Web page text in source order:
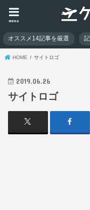
menu
オススメ14記事を厳選
HOME サイトロゴ
2019.06.26
サイトロゴ